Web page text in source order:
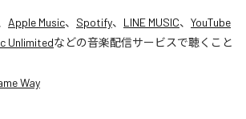
Apple Music、 Spotify、 LINE MUSIC、 YouTube
Unlimitedなどの音楽配信サービスで聴くこと
Way